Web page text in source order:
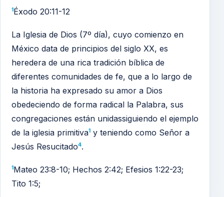
1Éxodo 20:11-12
La Iglesia de Dios (7º día), cuyo comienzo en
México data de principios del siglo XX, es
heredera de una rica tradición bíblica de
diferentes comunidades de fe, que a lo largo de
la historia ha expresado su amor a Dios
obedeciendo de forma radical la Palabra, sus
congregaciones están unidassiguiendo el ejemplo
de la iglesia primitiva1y teniendo como Señor a
Jesús Resucitado4.
1Mateo 23:8-10; Hechos 2:42; Efesios 1:22-23;
Tito 1:5;